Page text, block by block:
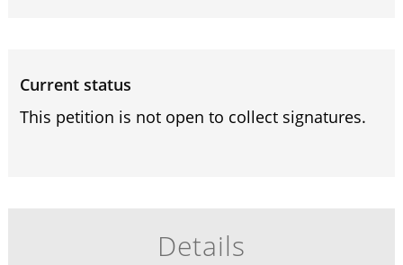
Current status
This petition is not open to collect signatures.
Details